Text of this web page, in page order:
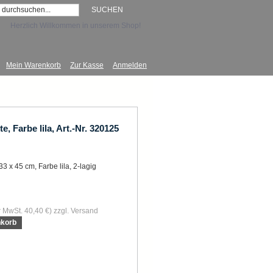
SUCHEN
Herzlich Willkommen in unserem Shop!
Mein Warenkorb Zur Kasse Anmelden
Farbe lila, Art.-Nr. 320125
x 45 cm, Farbe lila, 2-lagig
MwSt. 40,40 €) zzgl. Versand